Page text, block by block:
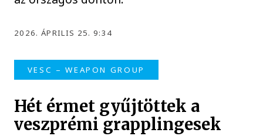
2026. ÁPRILIS 25. 9:34
VESC – WEAPON GROUP
Hét érmet gyűjtöttek a
veszprémi grapplingesek